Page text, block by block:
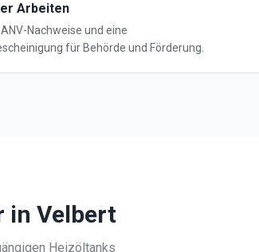
Arbeiten
Nachweise und eine
für Behörde und Förderung.
in Velbert
Heizöltanks